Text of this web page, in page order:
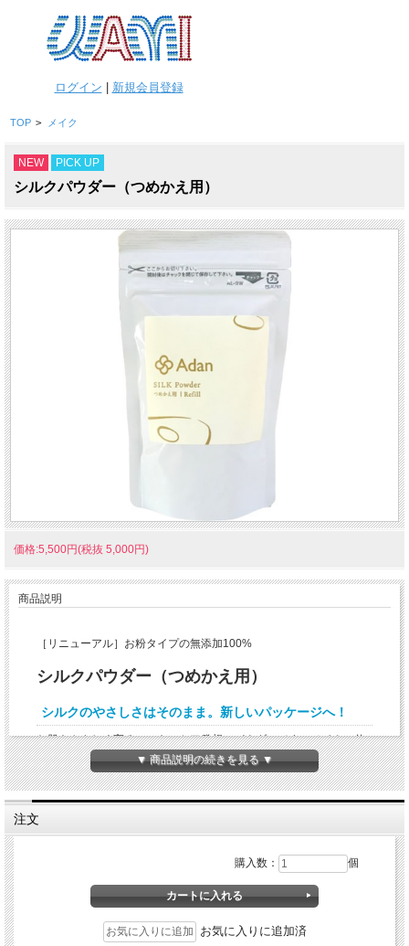
ログイン 新規会員登録
TOP > メイク
NEW PICK UP
シルクパウダー（つめかえ用）
価格:5,500円(税抜 5,000円)
商品説明
［リニューアル］お粉タイプの無添加100%
シルクパウダー（つめかえ用）
シルクのやさしさはそのまま。新しいパッケージへ！
お肌をやさしく守る、スキンケア発想のパウダーです。メイクの仕
上げやスキンケアパウダーとして、お顔やお体にご使用いただけま
す。
ファンデーション後の仕上げに軽くおさえるようにのせるだけ。シ
ルクのヴェールをまとって有害な紫外線をカットし、いつまでも
若々しい肌を保ちます。
ノーメイク時の肌を紫外線から守る為に、UV効果の高いシルク量の
を肌のベースにたっぷりぬりこみ、その上から
パウダーを多めにのせるだけ。
紫外線対策に首・腕など衣類より出ている肌にもぬってください。
赤ちゃんのデリケートな肌に…（汗疹やオシメの交換時にかぶれや
▼ 商品説明の続きを見る ▼
注文
購入数： 個
お気に入りに追加済